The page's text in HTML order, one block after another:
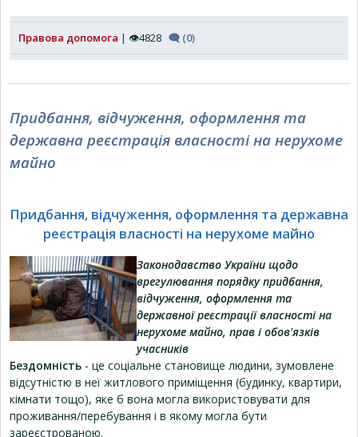
Правова допомога | 👁4828 🗨 (0)
Придбання, відчуження, оформлення та
державна реєстрація власності на нерухоме
майно
Придбання, відчуження, оформлення та державна
реєстрація власності на нерухоме майно
Законодавство України щодо
врегулювання порядку придбання,
відчуження, оформлення та
державної реєстрації власності на
нерухоме майно, прав і обов'язків
учасників
Бездомність - це соціальне становище людини, зумовлене
відсутністю в неї житлового приміщення (будинку, квартири,
кімнати тощо), яке б вона могла використовувати для
проживання/перебування і в якому могла бути
зареєстрованою.